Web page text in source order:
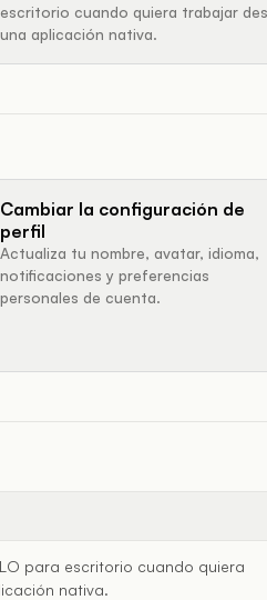
escritorio cuando quiera trabajar
una aplicación nativa.
Cambiar la configuración de
perfil
Actualiza tu nombre, avatar, idioma,
notificaciones y preferencias
personales de cuenta.
para escritorio cuando quiera
nativa.